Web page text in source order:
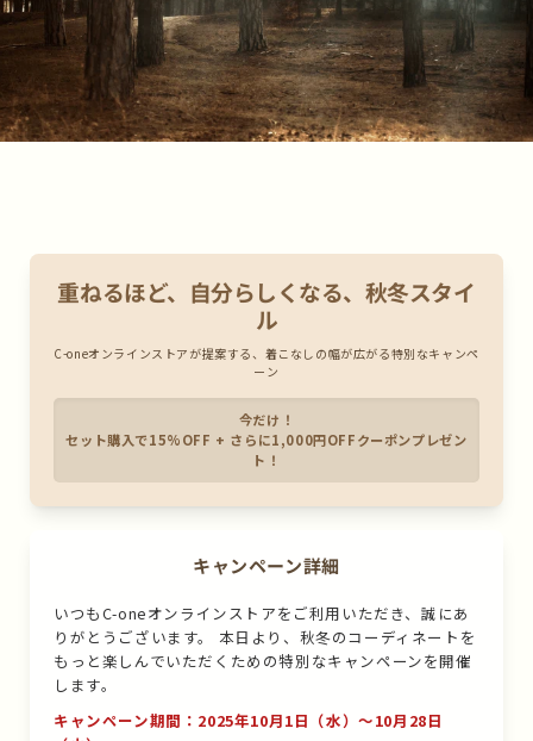
重ねるほど、自分らしくなる、秋冬スタイ
ル
C-oneオンラインストアが提案する、着こなしの幅が広がる特別なキャンペ
ーン
今だけ！
セット購入で15%OFF + さらに1,000円OFFクーポンプレゼン
ト！
キャンペーン詳細
いつもC-oneオンラインストアをご利用いただき、誠にあ
りがとうございます。 本日より、秋冬のコーディネートを
もっと楽しんでいただくための特別なキャンペーンを開催
します。
キャンペーン期間：2025年10月1日（水）〜10月28日